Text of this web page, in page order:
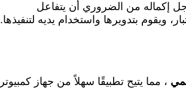
إكماله من الضروري أن يتفاعل
ويقوم بتدويرها واستخدام يديه لتنفيذها.
، مما يتيح تطبيقًا سهلاً من جهاز كمبيوتر